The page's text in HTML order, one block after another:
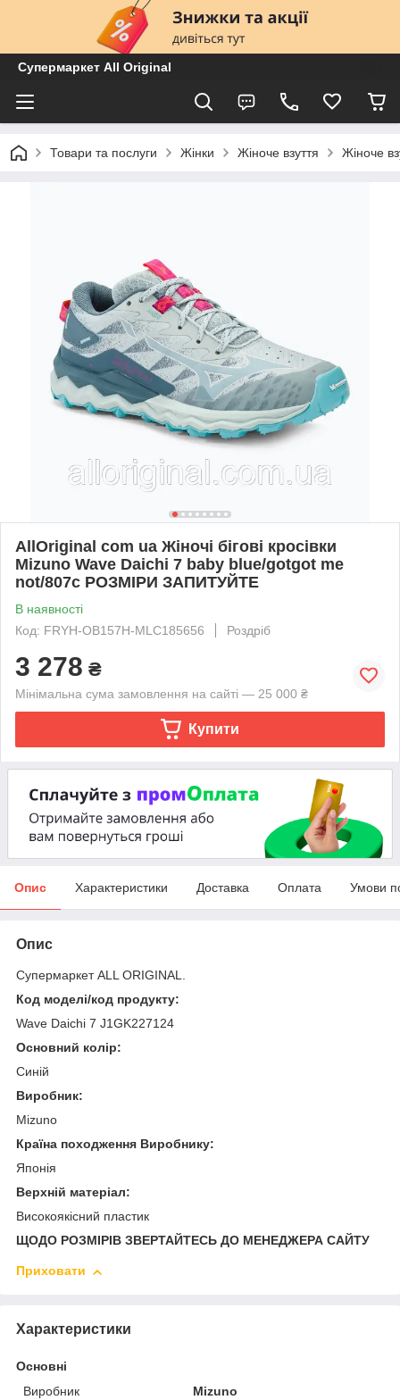
Супермаркет All Original
Товари та послуги Жінки Жіноче взуття Жіноче
AllOriginal com ua Жіночі бігові кросівки
Mizuno Wave Daichi 7 baby blue/gotgot me
not/807c РОЗМІРИ ЗАПИТУЙТЕ
В наявності
Код: FRYH-OB157H-MLC185656
Роздріб
3 278 ₴
Мінімальна сума замовлення на сайті — 25 000 ₴
Купити
Опис Характеристики Доставка Оплата Умови
Опис
Супермаркет ALL ORIGINAL.
Код моделі/код продукту:
Wave Daichi 7 J1GK227124
Основний колір:
Синій
Виробник:
Mizuno
Країна походження Виробнику:
Японія
Верхній матеріал:
Високоякісний пластик
ЩОДО РОЗМІРІВ ЗВЕРТАЙТЕСЬ ДО МЕНЕДЖЕРА САЙТУ
Приховати
Характеристики
Основні
Виробник
Mizuno